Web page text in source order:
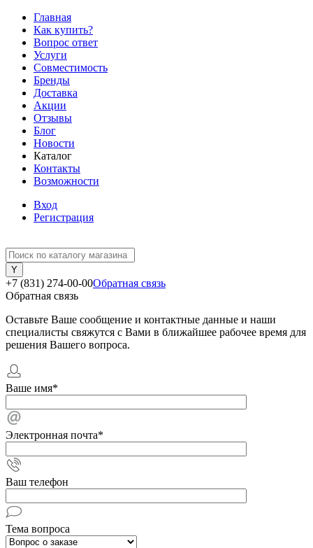
Главная
Как купить?
Вопрос ответ
Услуги
Совместимость
Бренды
Доставка
Акции
Отзывы
Блог
Новости
Каталог
Контакты
Возможности
Вход
Регистрация
+7 (831) 274-00-00Обратная связь
Обратная связь
Оставьте Ваше сообщение и контактные данные и наши
специалисты свяжутся с Вами в ближайшее рабочее время для
решения Вашего вопроса.
Ваше имя*
Электронная почта*
Ваш телефон
Тема вопроса